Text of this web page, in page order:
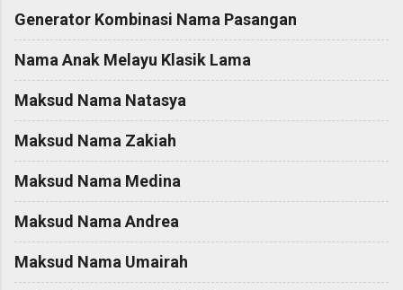
m
e
n
Generator Kombinasi Nama Pasangan
Nama Anak Melayu Klasik Lama
Maksud Nama Natasya
Maksud Nama Zakiah
Maksud Nama Medina
Maksud Nama Andrea
Maksud Nama Umairah